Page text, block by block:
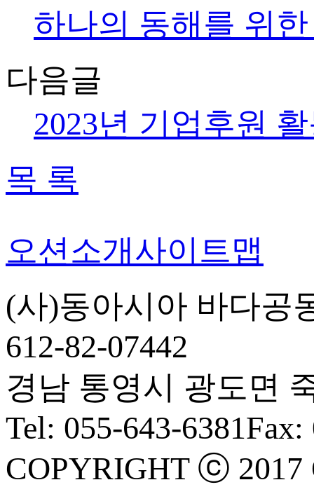
하나의 동해를 위
다음글
2023년 기업후원
목 록
오션소개사이트맵
(사)동아시아 바다공
612-82-07442
경남 통영시 광도면
Tel: 055-643-6381Fax:
COPYRIGHT ⓒ 2017